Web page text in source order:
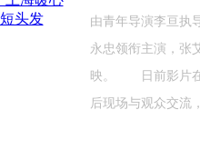
由青年导演李亘执
永忠领衔主演，张
映。 日前影片在
后现场与观众交流